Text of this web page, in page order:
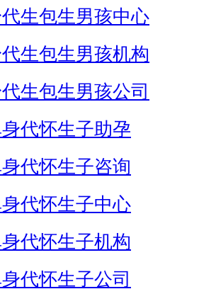
生包生男孩中心
生包生男孩机构
生包生男孩公司
代怀生子助孕
代怀生子咨询
代怀生子中心
代怀生子机构
代怀生子公司